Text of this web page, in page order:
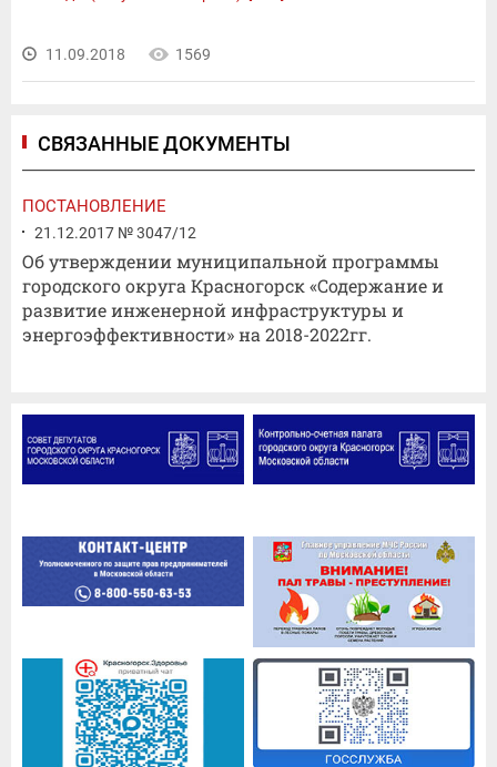
11.09.2018 1569
СВЯЗАННЫЕ ДОКУМЕНТЫ
ПОСТАНОВЛЕНИЕ
21.12.2017 № 3047/12
Об утверждении муниципальной программы
городского округа Красногорск «Содержание и
развитие инженерной инфраструктуры и
энергоэффективности» на 2018-2022гг.